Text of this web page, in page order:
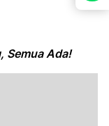
Semua Ada!